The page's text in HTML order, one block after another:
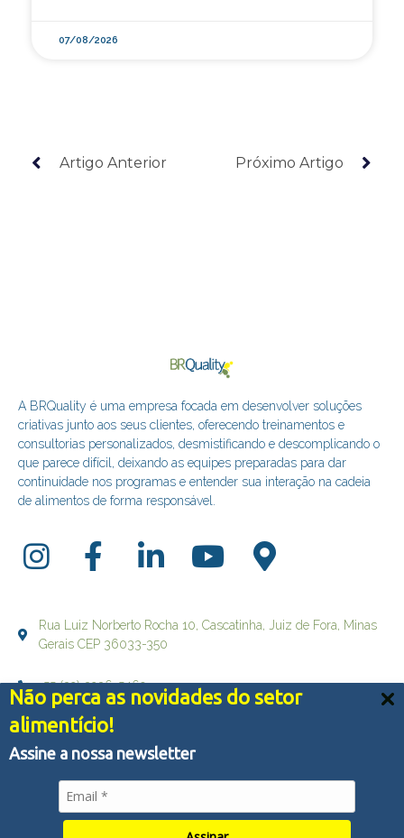
Não perca as novidades do setor
alimentício!
Assine a nossa newsletter
07/08/2026
Artigo Anterior Próximo Artigo
A BRQuality é uma empresa focada em desenvolver soluções
criativas junto aos seus clientes, oferecendo treinamentos e
consultorias personalizados, desmistificando e descomplicando o
que parece difícil, deixando as equipes preparadas para dar
continuidade nos programas e entender sua interação na cadeia
de alimentos de forma responsável.
Rua Luiz Norberto Rocha 10, Cascatinha, Juiz de Fora, Minas
Gerais CEP 36033-350
+55 (32) 3236-5469
falecom@brqualityconsultoria.com.br
© Copyright 2022 - BR QUALITY CONSULTORIA - Todos os
Nós usamos cookies e outras tecnologias semelhantes
para melhorar a sua experiência em nossos serviços,
personalizar publicidade e recomendar conteúdo de seu
com tal monitoramento.Política de Privacidade
Aceitar tudo